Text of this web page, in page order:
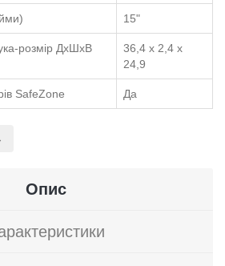
15"
розмір ДхШхВ
36,4 x 2,4 x
24,9
SafeZone Да
Опис